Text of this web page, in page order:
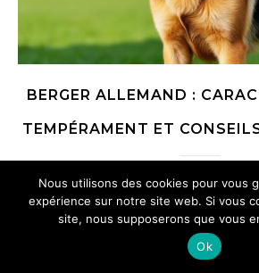
BERGER ALLEMAND :
TEMPÉRAMENT ET
prise en défaut, le Berger allemand
compagnon familial comme du
athlétique, regard expressif, flair
Nous utilisons des cookies pour vous
expérience sur notre site web. Si vous
site, nous supposerons que vous
Ok